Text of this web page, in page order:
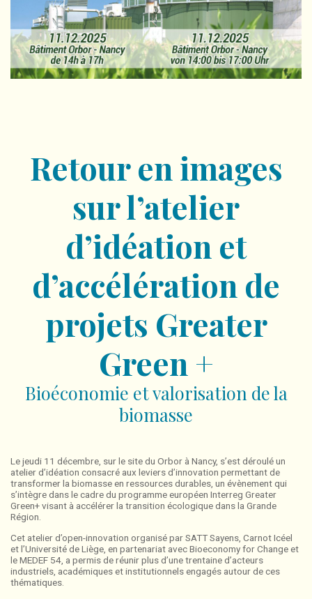
Retour en images
sur l’atelier
d’idéation et
d’accélération de
projets Greater
Green +
Bioéconomie et valorisation de la
biomasse
Le jeudi 11 décembre, sur le site du Orbor à Nancy, s’est déroulé un
atelier d’idéation consacré aux leviers d’innovation permettant de
transformer la biomasse en ressources durables, un évènement qui
s’intègre dans le cadre du programme européen Interreg Greater
Green+ visant à accélérer la transition écologique dans la Grande
Région.
Cet atelier d’open-innovation organisé par SATT Sayens, Carnot Icéel
et l’Université de Liège, en partenariat avec Bioeconomy for Change et
le MEDEF 54, a permis de réunir plus d’une trentaine d’acteurs
industriels, académiques et institutionnels engagés autour de ces
thématiques.